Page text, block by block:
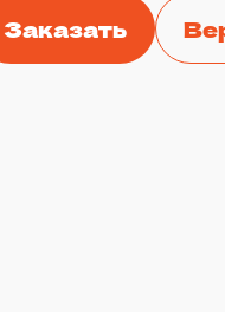
Заказать